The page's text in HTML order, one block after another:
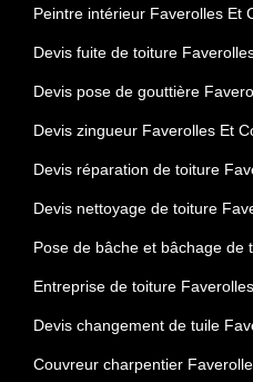
Peintre intérieur Faverolles Et
Devis fuite de toiture
Devis pose de gouttière
Devis zingueur Faverolles Et
Devis réparation de toiture
Devis nettoyage de toiture
Pose de bâche et bâchage de
Entreprise de toiture
Devis changement de tuile
Couvreur charpentier